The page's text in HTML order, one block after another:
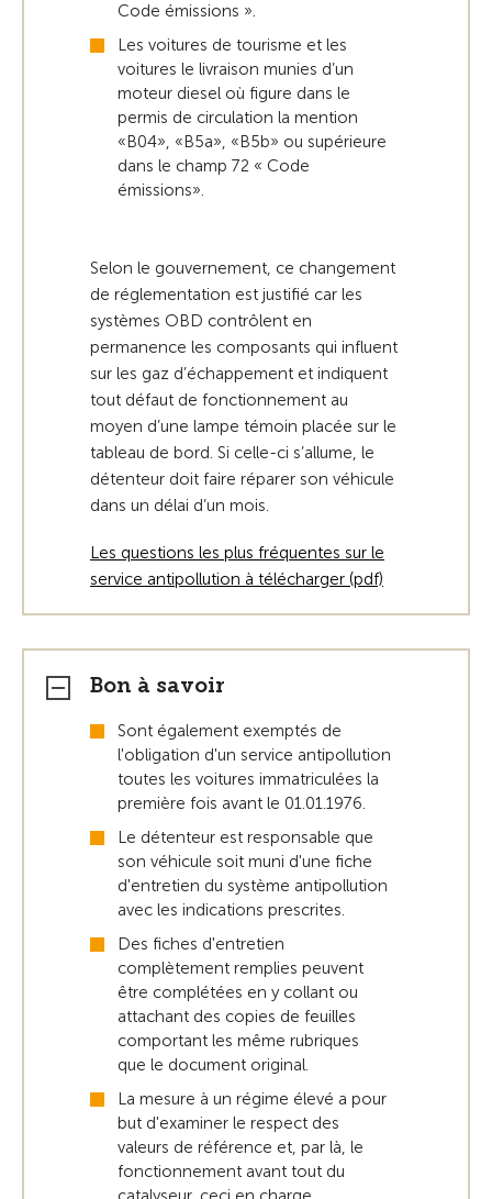
Code émissions ».
Les voitures de tourisme et les
voitures le livraison munies d’un
moteur diesel où figure dans le
permis de circulation la mention
«B04», «B5a», «B5b» ou supérieure
dans le champ 72 « Code
émissions».
Selon le gouvernement, ce changement
de réglementation est justifié car les
systèmes OBD contrôlent en
permanence les composants qui influent
sur les gaz d’échappement et indiquent
tout défaut de fonctionnement au
moyen d’une lampe témoin placée sur le
tableau de bord. Si celle-ci s’allume, le
détenteur doit faire réparer son véhicule
dans un délai d’un mois.
Les questions les plus fréquentes sur le
service antipollution à télécharger (pdf)
Bon à savoir
Sont également exemptés de
l'obligation d'un service antipollution
toutes les voitures immatriculées la
première fois avant le 01.01.1976.
Le détenteur est responsable que
son véhicule soit muni d'une fiche
d'entretien du système antipollution
avec les indications prescrites.
Des fiches d'entretien
complètement remplies peuvent
être complétées en y collant ou
attachant des copies de feuilles
comportant les même rubriques
que le document original.
La mesure à un régime élevé a pour
but d'examiner le respect des
valeurs de référence et, par là, le
fonctionnement avant tout du